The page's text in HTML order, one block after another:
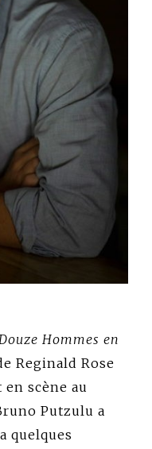
Douze Hommes en
Reginald Rose
scène au
Putzulu a
quelques